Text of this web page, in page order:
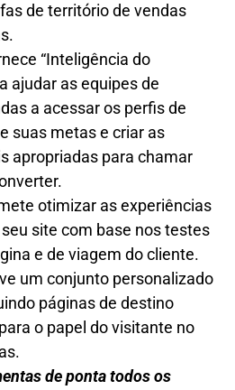
de território de vendas
“Inteligência do
ajudar as equipes de
a acessar os perfis de
suas metas e criar as
apropriadas para chamar
otimizar as experiências
site com base nos testes
e de viagem do cliente.
um conjunto personalizado
páginas de destino
o papel do visitante no
de ponta todos os